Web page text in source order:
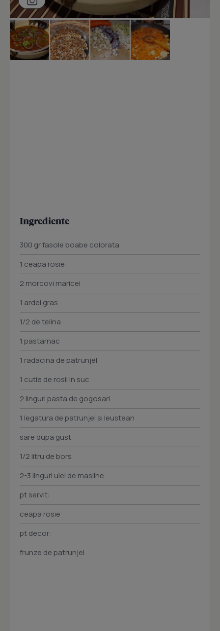
Ingrediente
300 gr fasole boabe colorata
1 ceapa rosie
2 morcovi maricei
1 ardei gras
1/2 de telina
1 pastarnac
1 radacina de patrunjel
1 cutie de rosii in suc
2 linguri pasta de gogosari
1 legatura de patrunjel si leustean
sare dupa gust
1/2 litru de bors
2-3 linguri ulei de masline
pt servit:
ceapa rosie
pt decor:
frunze de patrunjel